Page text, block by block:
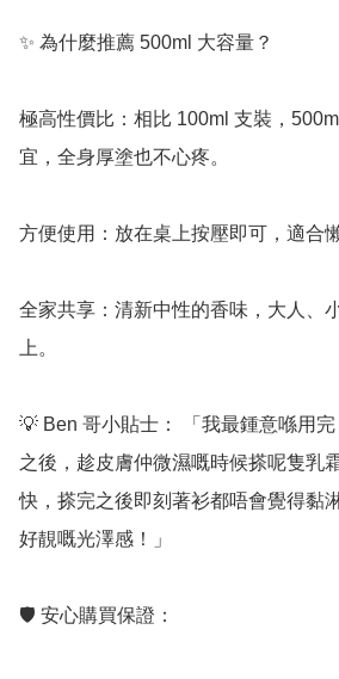
✨ 為什麼推薦 500ml 大容量？
極高性價比：相比 100ml 支裝，
宜，全身厚塗也不心疼。
方便使用：放在桌上按壓即可，適合
全家共享：清新中性的香味，大人、
上。
💡 Ben 哥小貼士： 「我最鍾意喺用
之後，趁皮膚仲微濕嘅時候搽呢隻乳
快，搽完之後即刻著衫都唔會覺得黏
好靚嘅光澤感！」
🛡️ 安心購買保證：